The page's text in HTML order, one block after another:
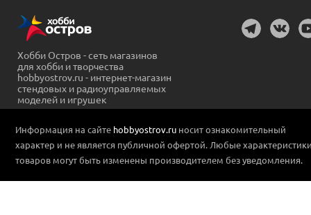
Хобби Остров - сеть магазинов
для хобби и творчества
hobbyostrov.ru - интернет-магазин
стендовых и радиоуправляемых
моделей и игрушек
Информация на сайте hobbyostrov.ru носит ознакомительный
характер и не является публичной офертой. Любые
товаров могут быть изменены производителем без уведомления.